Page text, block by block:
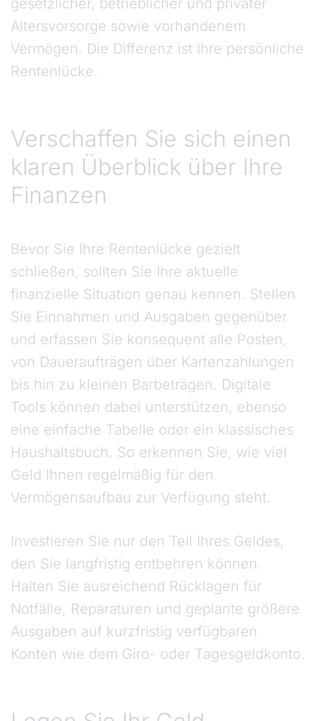
gesetzlicher, betrieblicher und privater
Altersvorsorge sowie vorhandenem
Vermögen. Die Differenz ist Ihre persönliche
Rentenlücke.
Verschaffen Sie sich einen
klaren Überblick über Ihre
Finanzen
Bevor Sie Ihre Rentenlücke gezielt
schließen, sollten Sie Ihre aktuelle
finanzielle Situation genau kennen. Stellen
Sie Einnahmen und Ausgaben gegenüber
und erfassen Sie konsequent alle Posten,
von Daueraufträgen über Kartenzahlungen
bis hin zu kleinen Barbeträgen. Digitale
Tools können dabei unterstützen, ebenso
eine einfache Tabelle oder ein klassisches
Haushaltsbuch. So erkennen Sie, wie viel
Geld Ihnen regelmäßig für den
Vermögensaufbau zur Verfügung steht.
Investieren Sie nur den Teil Ihres Geldes,
den Sie langfristig entbehren können.
Halten Sie ausreichend Rücklagen für
Notfälle, Reparaturen und geplante größere
Ausgaben auf kurzfristig verfügbaren
Konten wie dem Giro- oder Tagesgeldkonto.